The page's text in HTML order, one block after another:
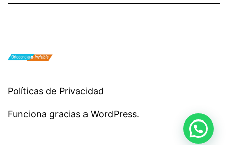
Políticas de Privacidad
Funciona gracias a WordPress.